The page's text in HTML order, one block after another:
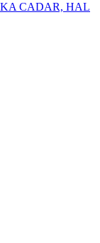
CADAR, HAL